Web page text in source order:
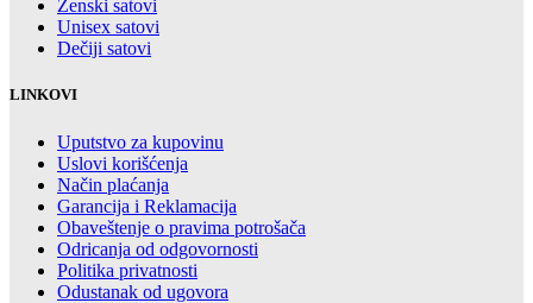
Ženski satovi
Unisex satovi
Dečiji satovi
LINKOVI
Uputstvo za kupovinu
Uslovi korišćenja
Način plaćanja
Garancija i Reklamacija
Obaveštenje o pravima potrošača
Odricanja od odgovornosti
Politika privatnosti
Odustanak od ugovora